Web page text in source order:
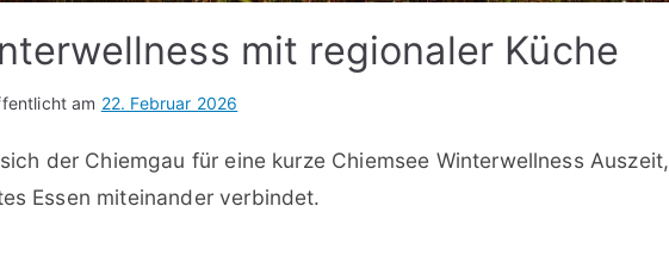
mit regionaler Küche
am 22. Februar 2026
der Chiemgau für eine kurze Chiemsee Winterwellness Auszeit,
Essen miteinander verbindet.